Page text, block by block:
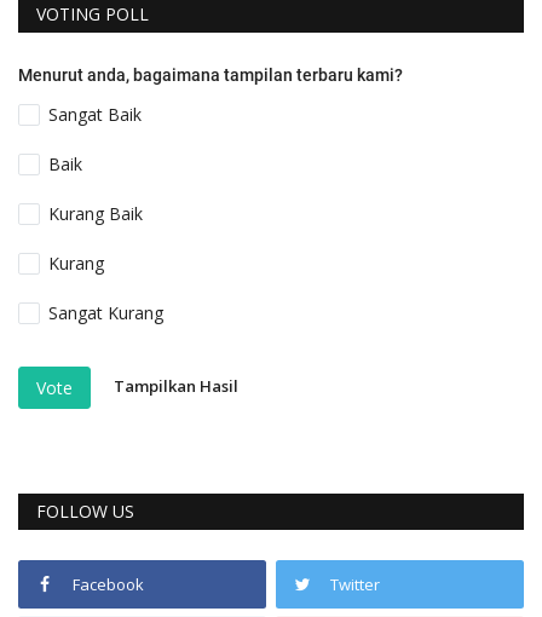
VOTING POLL
Menurut anda, bagaimana tampilan terbaru kami?
Sangat Baik
Baik
Kurang Baik
Kurang
Sangat Kurang
Vote Tampilkan Hasil
FOLLOW US
Facebook Twitter